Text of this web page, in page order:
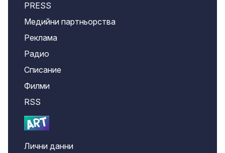
PRESS
Медийни партньорства
Реклама
Радио
Списание
Филми
RSS
Лични данни